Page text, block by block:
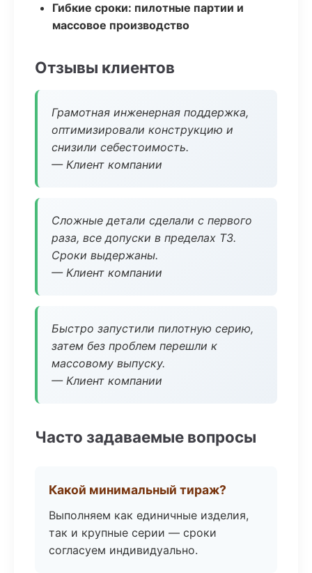
Гибкие сроки: пилотные партии и
массовое производство
Отзывы клиентов
Грамотная инженерная поддержка,
оптимизировали конструкцию и
снизили себестоимость.
— Клиент компании
Сложные детали сделали с первого
раза, все допуски в пределах ТЗ.
Сроки выдержаны.
— Клиент компании
Быстро запустили пилотную серию,
затем без проблем перешли к
массовому выпуску.
— Клиент компании
Часто задаваемые вопросы
Какой минимальный тираж?
Выполняем как единичные изделия,
так и крупные серии — сроки
согласуем индивидуально.